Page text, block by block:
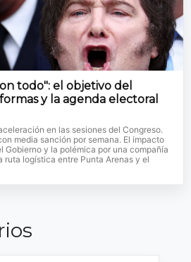
todo": el objetivo del
y la agenda electoral
en las sesiones del Congreso.
media sanción por semana. El impacto
Gobierno y la polémica por una compañía
logística entre Punta Arenas y el